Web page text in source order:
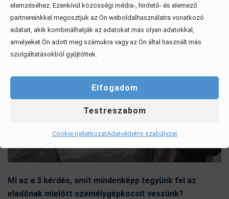
elemzéséhez. Ezenkívül közösségi média-, hirdető- és elemező
partnereinkkel megosztjuk az Ön weboldalhasználatra vonatkozó
adatait, akik kombinálhatják az adatokat más olyan adatokkal,
amelyeket Ön adott meg számukra vagy az Ön által használt más
szolgáltatásokból gyűjtöttek.
Elfogadom
Testreszabom
Cookie nyilatkozatAdatvédelmi szabályzat
Mi az a 3 kérdés, amit mindenképp tegyünk fel az
eladónak mielőtt személygépkocsit veszünk?